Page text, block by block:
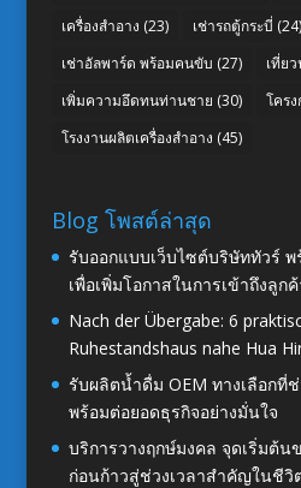
เครื่องสำอาง (23) เช่ารถตู้กระบี่ (24)
เช่าอัลพาร์ด พร้อมคนขับ (27) เที่ย
เพิ่มความอึดทนท่านชาย (30) โคร
โรงงานผลิตเครื่องสำอาง (45)
Blog โพสต์ล่าสุด
รับออกแบบเว็บไซต์บริษัททัวร์ พ
เพื่อเพิ่มโอกาสในการเข้าถึงลูก
Nach der Übergabe: 6
Ruhestandshaus nahe Hua
รับผลิตน้ำดื่ม OEM ทางเลือกที่
พร้อมต่อยอดธุรกิจอย่างมั่นใจ
บริการวางฤกษ์มงคล จุดเริ่มต้น
ก่อนก้าวสู่ช่วงเวลาสำคัญในชีวิ